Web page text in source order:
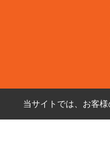
当サイトでは、お客